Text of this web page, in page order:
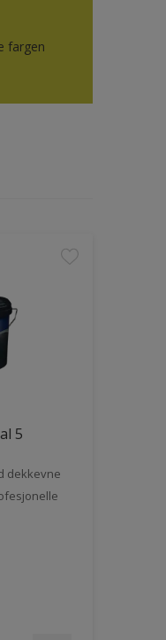
fargen
5
dekkevne